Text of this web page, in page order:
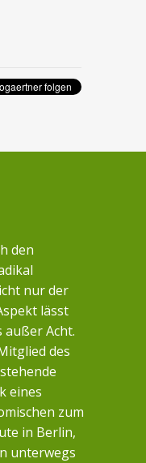
den
nur der
lässt
außer Acht.
des
eines
zum
in Berlin,
unterwegs